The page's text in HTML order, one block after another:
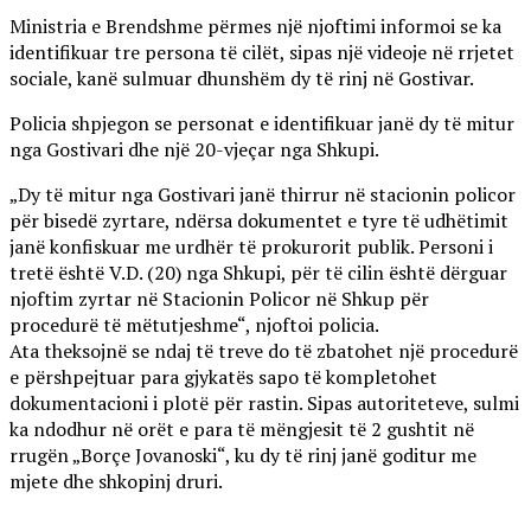
Ministria e Brendshme përmes një njoftimi informoi se ka
identifikuar tre persona të cilët, sipas një videoje në rrjetet
sociale, kanë sulmuar dhunshëm dy të rinj në Gostivar.
Policia shpjegon se personat e identifikuar janë dy të mitur
nga Gostivari dhe një 20-vjeçar nga Shkupi.
„Dy të mitur nga Gostivari janë thirrur në stacionin policor
për bisedë zyrtare, ndërsa dokumentet e tyre të udhëtimit
janë konfiskuar me urdhër të prokurorit publik. Personi i
tretë është V.D. (20) nga Shkupi, për të cilin është dërguar
njoftim zyrtar në Stacionin Policor në Shkup për
procedurë të mëtutjeshme“, njoftoi policia.
Ata theksojnë se ndaj të treve do të zbatohet një procedurë
e përshpejtuar para gjykatës sapo të kompletohet
dokumentacioni i plotë për rastin. Sipas autoriteteve, sulmi
ka ndodhur në orët e para të mëngjesit të 2 gushtit në
rrugën „Borçe Jovanoski“, ku dy të rinj janë goditur me
mjete dhe shkopinj druri.